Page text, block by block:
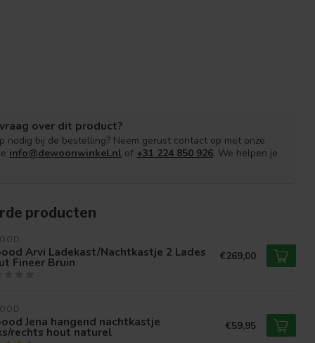
over dit product?
nodig bij de bestelling? Neem gerust contact op met onze
info@dewoonwinkel.nl of +31 224 850 926. We helpen je
producten
Arvi Ladekast/Nachtkastje 2 Lades
Fineer Bruin €269,00
Jena hangend nachtkastje
rechts hout naturel €59,95